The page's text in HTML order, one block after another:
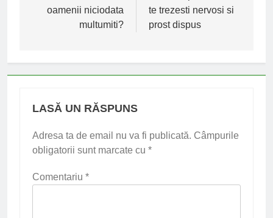
articole
oamenii niciodata
multumiti?
te trezesti nervosi si
prost dispus
LASĂ UN RĂSPUNS
Adresa ta de email nu va fi publicată. Câmpurile
obligatorii sunt marcate cu *
Comentariu *